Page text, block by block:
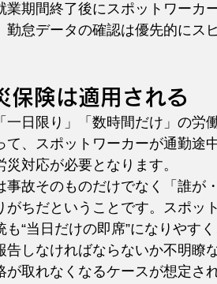
業期間終了後にスポットワーカ
勤怠データの確認は優先的にス
保険は適用される
一日限り」「数時間だけ」の労
、スポットワーカーが通勤途
対応が必要となります。
事故そのものだけでなく「誰が
ちだということです。スポッ
“当日だけの即席”になりやす
告しなければならないか不明瞭
取れなくなるケースが想定され